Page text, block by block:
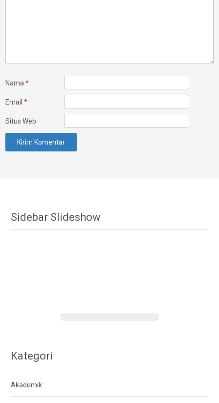
Nama*
Email*
Situs Web
Sidebar Slideshow
Kategori
Akademik